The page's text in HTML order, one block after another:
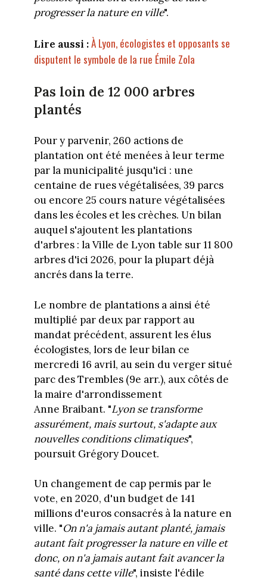
progresser la nature en ville".
Lire aussi : À Lyon, écologistes et opposants se
disputent le symbole de la rue Émile Zola
Pas loin de 12 000 arbres
plantés
Pour y parvenir, 260 actions de
plantation ont été menées à leur terme
par la municipalité jusqu'ici : une
centaine de rues végétalisées, 39 parcs
ou encore 25 cours nature végétalisées
dans les écoles et les crèches. Un bilan
auquel s'ajoutent les plantations
d'arbres : la Ville de Lyon table sur 11 800
arbres d'ici 2026, pour la plupart déjà
ancrés dans la terre.
Le nombre de plantations a ainsi été
multiplié par deux par rapport au
mandat précédent, assurent les élus
écologistes, lors de leur bilan ce
mercredi 16 avril, au sein du verger situé
parc des Trembles (9e arr.), aux côtés de
la maire d'arrondissement
Anne Braibant. "Lyon se transforme
assurément, mais surtout, s'adapte aux
nouvelles conditions climatiques",
poursuit Grégory Doucet.
Un changement de cap permis par le
vote, en 2020, d'un budget de 141
millions d'euros consacrés à la nature en
ville. "On n'a jamais autant planté, jamais
autant fait progresser la nature en ville et
donc, on n'a jamais autant fait avancer la
santé dans cette ville", insiste l'édile